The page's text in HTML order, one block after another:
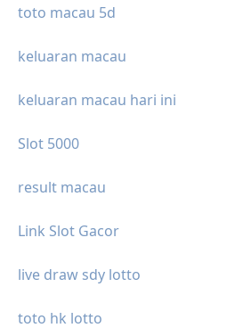
toto macau 5d
keluaran macau
keluaran macau hari ini
Slot 5000
result macau
Link Slot Gacor
live draw sdy lotto
toto hk lotto